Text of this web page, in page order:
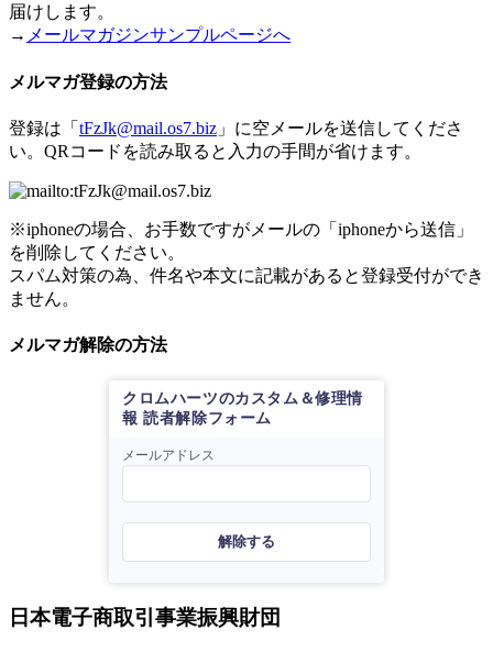
届けします。
→ メールマガジンサンプルページへ
メルマガ登録の方法
登録は「 tFzJk@mail.os7.biz 」に空メールを送信してくださ
い。QRコードを読み取ると入力の手間が省けます。
※iphoneの場合、お手数ですがメールの「iphoneから送信」
を削除してください。
スパム対策の為、件名や本文に記載があると登録受付ができ
ません。
メルマガ解除の方法
クロムハーツのカスタム＆修理情
報 読者解除フォーム
メールアドレス
解除する
日本電子商取引事業振興財団